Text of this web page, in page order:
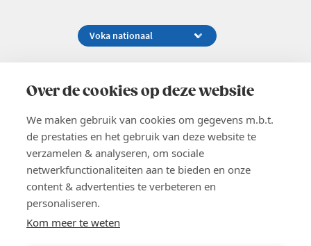
Over de cookies op deze website
We maken gebruik van cookies om gegevens m.b.t.
de prestaties en het gebruik van deze website te
verzamelen & analyseren, om sociale
netwerkfunctionaliteiten aan te bieden en onze
content & advertenties te verbeteren en
personaliseren.
Kom meer te weten
02 229 81 11
EN